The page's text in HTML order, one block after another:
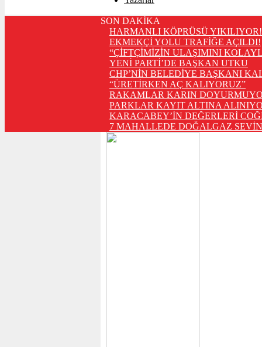
SON DAKİKA
HARMANLI KÖPRÜSÜ YIKILIYOR!
EKMEKÇİ YOLU TRAFİĞE AÇILDI!
“ÇİFTÇİMİZİN ULAŞIMINI
YENİ PARTİ’DE BAŞKAN UTKU
CHP’NİN BELEDİYE BAŞKANI
“ÜRETİRKEN AÇ KALIYORUZ”
RAKAMLAR KARIN
PARKLAR KAYIT ALTINA
KARACABEY’İN DEĞERLERİ
7 MAHALLEDE DOĞALGAZ